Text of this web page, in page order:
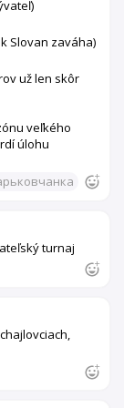
Slovan zaváha)
už len skôr
veľkého
úlohu
turnaj